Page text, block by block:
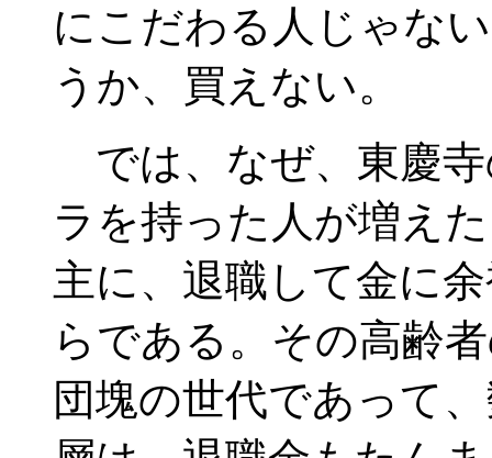
にこだわる人じゃな
うか、買えない。
では、なぜ、東慶
ラを持った人が増え
主に、退職して金に
らである。その高齢
団塊の世代であって